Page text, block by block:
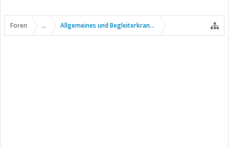
Foren ... Allgemeines und Begleiterkrankungen